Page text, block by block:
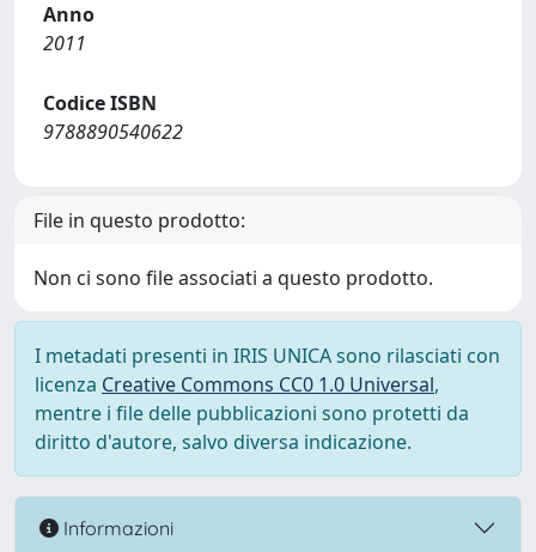
Anno
2011
Codice ISBN
9788890540622
File in questo prodotto:
Non ci sono file associati a questo prodotto.
I metadati presenti in IRIS UNICA sono rilasciati con
licenza Creative Commons CC0 1.0 Universal,
mentre i file delle pubblicazioni sono protetti da
diritto d'autore, salvo diversa indicazione.
Informazioni